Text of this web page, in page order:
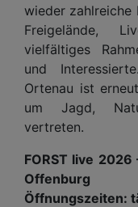
wieder zahlreiche
Freigelände,
vielfältiges
und
Ortenau ist
um Jagd,
vertreten.
FORST live
Offenburg
Öffnungszeiten: